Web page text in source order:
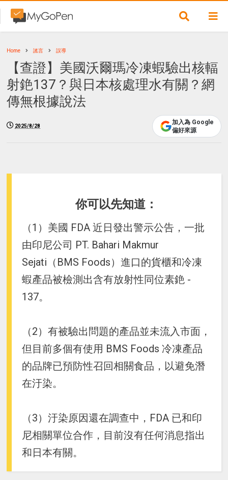
Home 謠言 誤導
【查證】美國沃爾瑪冷凍蝦驗出核輻
射銫137？與日本核處理水有關？網
傳無根據說法
2025/8/28
加入為 Google
偏好來源
你可以先知道：
（1）美國 FDA 近日發出警示公告，一批
由印尼公司 PT. Bahari Makmur
Sejati（BMS Foods）進口的貨櫃和冷凍
蝦產品被檢測出含有放射性同位素銫 -
137。
（2）有被驗出問題的產品並未流入市面，
但目前多個有使用 BMS Foods 冷凍產品
的品牌已預防性召回相關食品，以避免潛
在汙染。
（3）汙染原因還在調查中，FDA 已和印
尼相關單位合作，目前沒有任何消息指出
和日本有關。